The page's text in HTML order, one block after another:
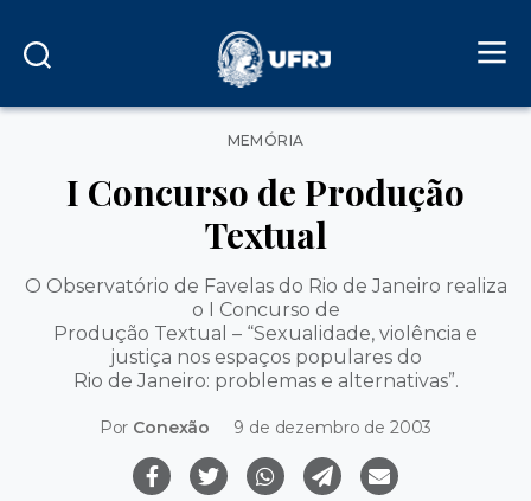
Categorias
MEMÓRIA
I Concurso de Produção
Textual
O Observatório de Favelas do Rio de Janeiro realiza
o I Concurso de
Produção Textual – “Sexualidade, violência e
justiça nos espaços populares do
Rio de Janeiro: problemas e alternativas”.
Por Conexão 9 de dezembro de 2003